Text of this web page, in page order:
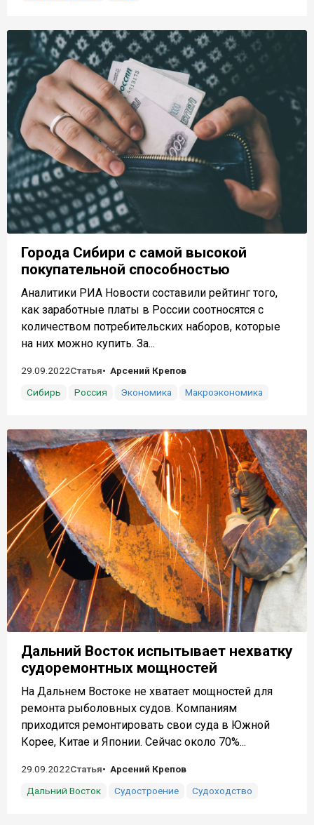
Города Сибири с самой высокой
покупательной способностью
Аналитики РИА Новости составили рейтинг того,
как заработные платы в России соотносятся с
количеством потребительских наборов, которые
на них можно купить. За...
29.09.2022Статья
Арсений Крепов
Сибирь
Россия Экономика Макроэкономика
Дальний Восток испытывает нехватку
судоремонтных мощностей
На Дальнем Востоке не хватает мощностей для
ремонта рыболовных судов. Компаниям
приходится ремонтировать свои суда в Южной
Корее, Китае и Японии. Сейчас около 70%...
29.09.2022Статья
Арсений Крепов
Дальний Восток
Судостроение Судоходство